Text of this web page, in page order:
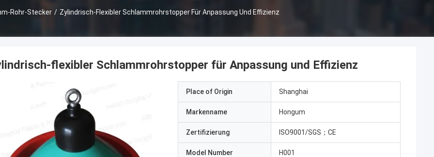
Rohr-Stecker / Zylindrisch-Flexibler Schlammrohrstopper Für Anpassung Und Effizienz
flexibler Schlammrohrstopper für Anpassung und Effizienz
Place of Origin Shanghai
Markenname Hongum
Zertifizierung ISO9001/SGS；CE
Model Number H001